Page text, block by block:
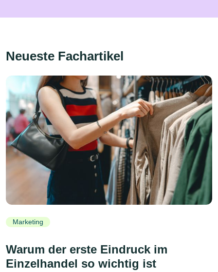
Neueste Fachartikel
Marketing
Warum der erste Eindruck im
Einzelhandel so wichtig ist